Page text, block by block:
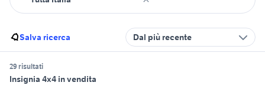
Salva ricerca Dal più recente
29 risultati
Insignia 4x4 in vendita